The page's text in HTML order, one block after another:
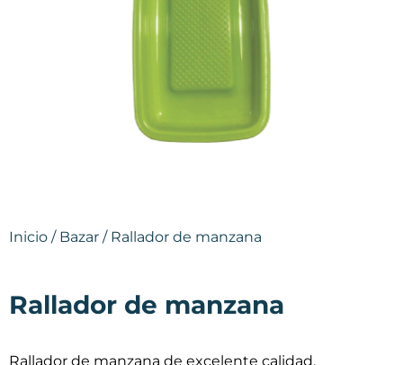
Inicio / Bazar / Rallador de manzana
Rallador de manzana
Rallador de manzana de excelente calidad.